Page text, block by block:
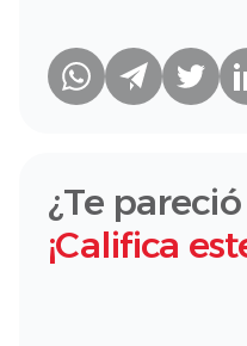
¿Te
¡Califica